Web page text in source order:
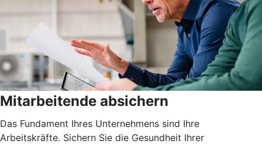
Mitarbeitende absichern
Das Fundament Ihres Unternehmens sind Ihre
Arbeitskräfte. Sichern Sie die Gesundheit Ihrer